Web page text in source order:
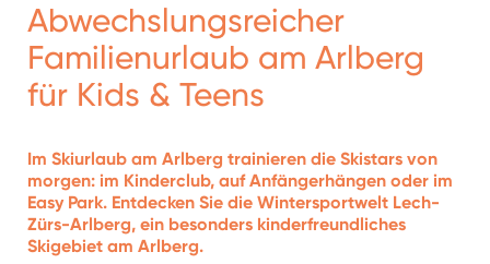
Abwechslungsreicher
Familienurlaub am Arlberg
für Kids & Teens
Im Skiurlaub am Arlberg trainieren die Skistars von
morgen: im Kinderclub, auf Anfängerhängen oder im
Easy Park. Entdecken Sie die Wintersportwelt Lech-
Zürs-Arlberg, ein besonders kinderfreundliches
Skigebiet am Arlberg.